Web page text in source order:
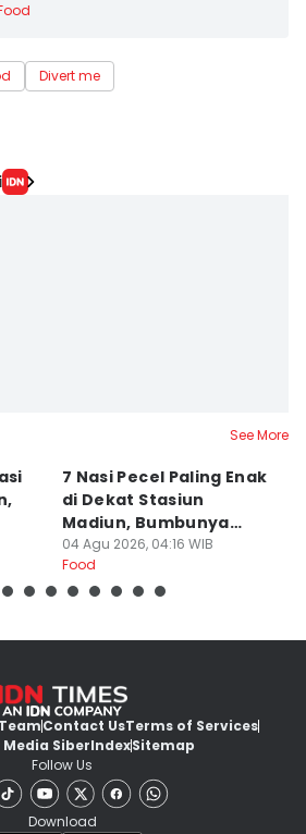
Divert me
See More
7 Nasi Pecel Paling Enak
di Dekat Stasiun
Madiun, Bumbunya
Khas
04 Agu 2026, 04:16 WIB
Food
Contact UsTerms of Services
SiberIndexSitemap
Follow Us
Download